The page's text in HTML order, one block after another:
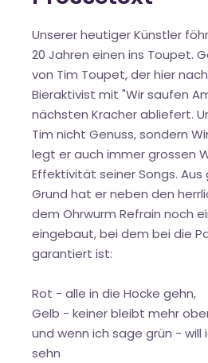
Unserer heutiger Künstler
20 Jahren einen ins Toupet.
von Tim Toupet, der hier
Bieraktivist mit "Wir saufen
nächsten Kracher abliefert.
Tim nicht Genuss, sondern
legt er auch immer grossen
Effektivität seiner Songs.
Grund hat er neben den
dem Ohrwurm Refrain noch
eingebaut, bei dem bei die
garantiert ist:
Rot - alle in die Hocke gehn,
Gelb - keiner bleibt mehr
und wenn ich sage grün - will
sehn